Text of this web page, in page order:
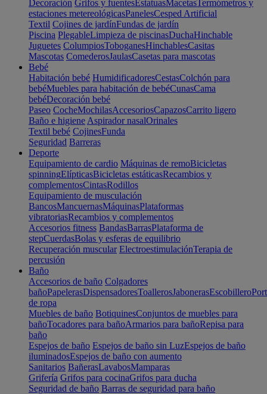
Decoración Grifos y fuentesEstatuasMacetasTermómetros y
estaciones metereológicasPanelesCesped Artificial
Textil Cojines de jardínFundas de jardín
Piscina PlegableLimpieza de piscinasDuchaHinchable
Juguetes ColumpiosToboganesHinchablesCasitas
Mascotas ComederosJaulasCasetas para mascotas
Bebé
Habitación bebé HumidificadoresCestasColchón para
bebéMuebles para habitación de bebéCunasCama
bebéDecoración bebé
Paseo CocheMochilasAccesoriosCapazosCarrito ligero
Baño e higiene Aspirador nasalOrinales
Textil bebé CojinesFunda
Seguridad Barreras
Deporte
Equipamiento de cardio Máquinas de remoBicicletas
spinningElípticasBicicletas estáticasRecambios y
complementosCintasRodillos
Equipamiento de musculación
BancosMancuernasMáquinasPlataformas
vibratoriasRecambios y complementos
Accesorios fitness BandasBarrasPlataforma de
stepCuerdasBolas y esferas de equilibrio
Recuperación muscular ElectroestimulaciónTerapia de
percusión
Baño
Accesorios de baño Colgadores
bañoPapelerasDispensadoresToallerosJabonerasEscobillero
de ropa
Muebles de baño BotiquinesConjuntos de muebles para
bañoTocadores para bañoArmarios para bañoRepisa para
baño
Espejos de baño Espejos de baño sin LuzEspejos de baño
iluminadosEspejos de baño con aumento
Sanitarios BañerasLavabosMamparas
Grifería Grifos para cocinaGrifos para ducha
Seguridad de baño Barras de seguridad para baño